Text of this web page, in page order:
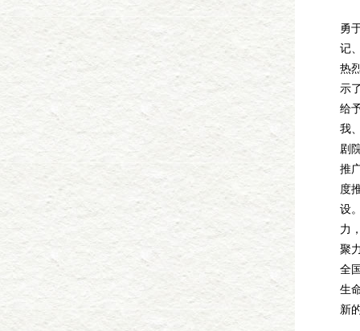
勇
记
热
示
给
我
剧
推
度
设
力
聚
全
生
新